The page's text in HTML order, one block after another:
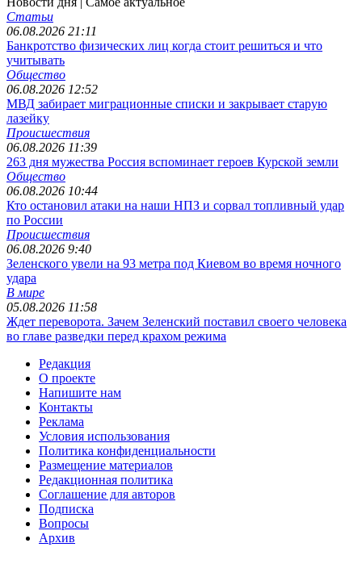
Статьи
06.08.2026 21:11
Банкротство физических лиц когда стоит решиться и что
учитывать
Общество
06.08.2026 12:52
МВД забирает миграционные списки и закрывает старую
лазейку
Происшествия
06.08.2026 11:39
263 дня мужества Россия вспоминает героев Курской земли
Общество
06.08.2026 10:44
Кто остановил атаки на наши НПЗ и сорвал топливный удар
по России
Происшествия
06.08.2026 9:40
Зеленского увели на 93 метра под Киевом во время ночного
удара
В мире
05.08.2026 11:58
Ждет переворота. Зачем Зеленский поставил своего человека
во главе разведки перед крахом режима
Редакция
О проекте
Напишите нам
Контакты
Реклама
Условия использования
Политика конфиденциальности
Размещение материалов
Редакционная политика
Соглашение для авторов
Подписка
Вопросы
Архив